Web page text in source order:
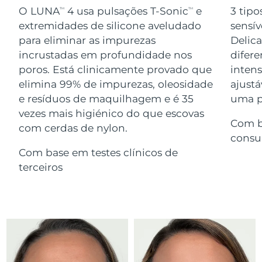
O LUNATM 4 usa pulsações T-SonicTM
e
extremidades de silicone aveludado
para eliminar as impurezas
incrustadas em profundidade nos
poros. Está clinicamente provado que
elimina 99% de impurezas, oleosidade
e resíduos de maquilhagem e é 35
vezes mais higiénico do que escovas
com cerdas de nylon.
Com base em testes clínicos de
terceiros
3
uma
Com
Advanced pore care essentials
For healthy hair
issa™ Teeth Whitening Gel
18% PAP
Cosméticos Homens
Comprar todos
FOREO APP
Israel Entrega prevista 8/12/26
Itália Entrega prevista 8/8/26
Japão Entrega prevista 8/11/26
Jersey
8/10/26
Kuwait
Líbano Entrega prevista
Lituânia Entrega prevista8/8/26